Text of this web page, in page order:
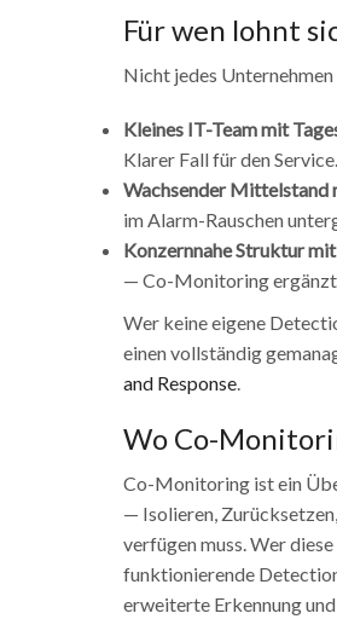
Für wen lohnt
Nicht jedes
Kleines IT-Team mit
Klarer Fall für den Service.
Wachsender Mittelstand
im Alarm-Rauschen
Konzernnahe Struktur
— Co-Monitoring ergänzt
Wer keine eigene
einen vollständig
and Response.
Wo Co-
Co-Monitoring ist ein
— Isolieren,
verfügen muss. Wer
funktionierende
erweiterte Erkennung